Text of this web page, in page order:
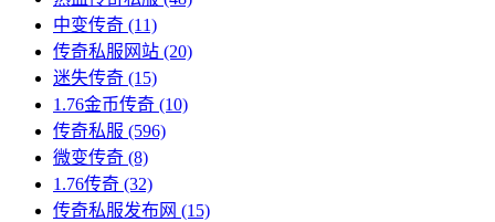
中变传奇 (11)
传奇私服网站 (20)
迷失传奇 (15)
1.76金币传奇 (10)
传奇私服 (596)
微变传奇 (8)
1.76传奇 (32)
传奇私服发布网 (15)